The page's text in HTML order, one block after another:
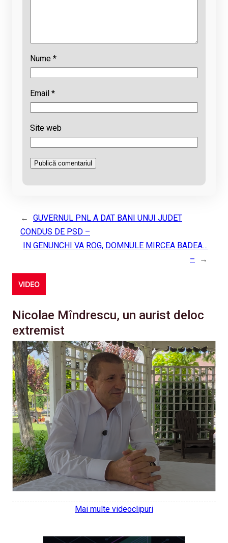
Nume *
Email *
Site web
←
GUVERNUL PNL A DAT BANI UNUI JUDET
CONDUS DE PSD –
IN GENUNCHI VA ROG, DOMNULE MIRCEA BADEA…
–
→
VIDEO
Nicolae Mîndrescu, un aurist deloc
extremist
Mai multe videoclipuri